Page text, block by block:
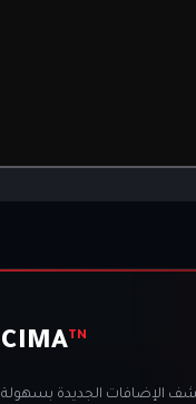
CIMATN
الإضافات الجديدة بسهولة